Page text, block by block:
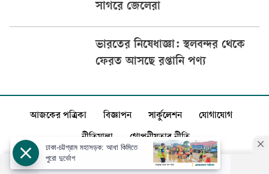
সাগরে জেলেরা
ভারতের নিষেধাজ্ঞা: স্থলবন্দর থেকে
ফেরত আসছে রপ্তানি পণ্য
আজকের পত্রিকা বিজ্ঞাপন সার্কুলেশন যোগাযোগ
নীতিমালা গোপনীয়তার নীতি
ঢাকা-চট্টগ্রাম মহাসড়ক: আধা কিমিতে
পুরো দুর্ভোগ